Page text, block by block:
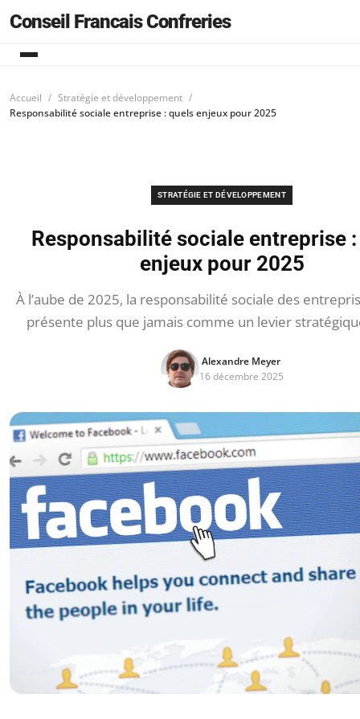
Conseil Francais Confreries
Accueil
Stratégie et développement
Responsabilité sociale entreprise : quels enjeux pour 2025
STRATÉGIE ET DÉVELOPPEMENT
Responsabilité sociale entreprise
enjeux pour 2025
À l’aube de 2025, la responsabilité sociale des
présente plus que jamais comme un levier
Alexandre Meyer
16 décembre 2025